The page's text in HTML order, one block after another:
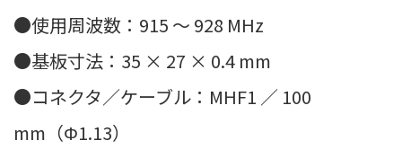
●使用周波数：915 ～ 928 MHz
●基板寸法：35 × 27 × 0.4 mm
●コネクタ／ケーブル：MHF1 ／ 100
mm（Φ1.13）